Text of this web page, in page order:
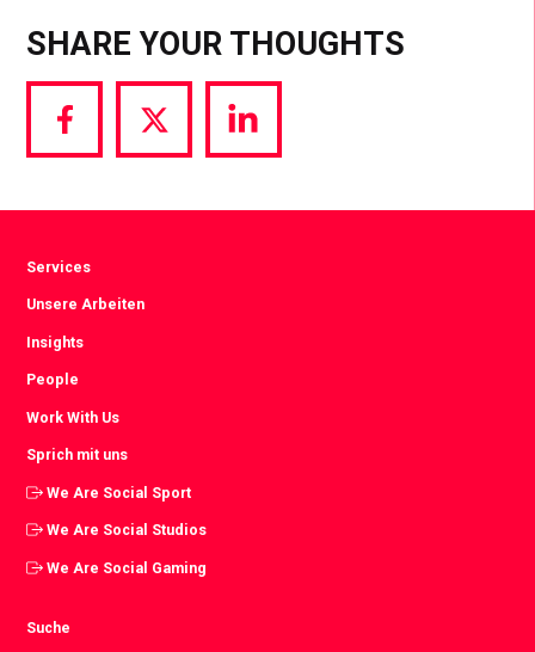
SHARE YOUR THOUGHTS
Share
via
Share
via
Share
via
Services
Unsere Arbeiten
Insights
People
Work With Us
Sprich mit uns
We Are Social Sport
We Are Social Studios
We Are Social Gaming
Suche